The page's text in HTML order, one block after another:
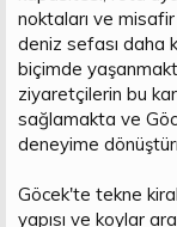
noktaları ve
deniz sefası daha
biçimde
ziyaretçilerin bu
sağlamakta ve
deneyime
Göcek'te tekne
yapısı ve koylar